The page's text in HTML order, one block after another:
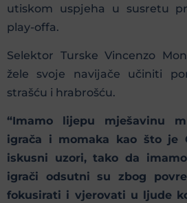
utiskom uspjeha u susretu
play-offa.
Selektor Turske Vincenzo
žele svoje navijače učiniti
strašću i hrabrošću.
“Imamo lijepu mješavinu
igrača i momaka kao što je
iskusni uzori, tako da
igrači odsutni su zbog
fokusirati i vjerovati u ljude